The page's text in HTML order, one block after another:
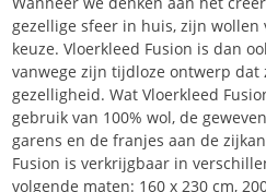
gezellige sfeer in huis, zijn wollen
keuze. Vloerkleed Fusion is dan
vanwege zijn tijdloze ontwerp dat
gezelligheid. Wat Vloerkleed
gebruik van 100% wol, de
garens en de franjes aan de
Fusion is verkrijgbaar in
volgende maten: 160 x 230 cm,